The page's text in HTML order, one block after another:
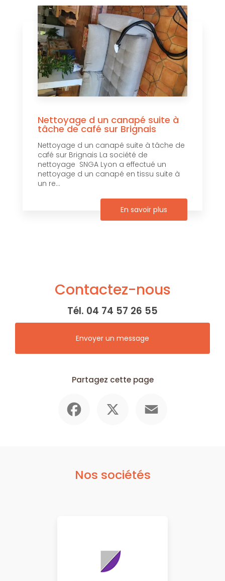
Nettoyage d un canapé suite à
tâche de café sur Brignais
Nettoyage d un canapé suite à tâche de
café sur Brignais La société de
nettoyage SNGA Lyon a effectué un
nettoyage d un canapé en tissu suite à
un re...
En savoir plus
Contactez-nous
Tél. 04 74 57 26 55
Envoyer un message
Partagez cette page
Nos sociétés